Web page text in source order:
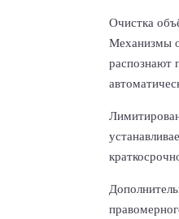
Очистка
Механизмы
распознают